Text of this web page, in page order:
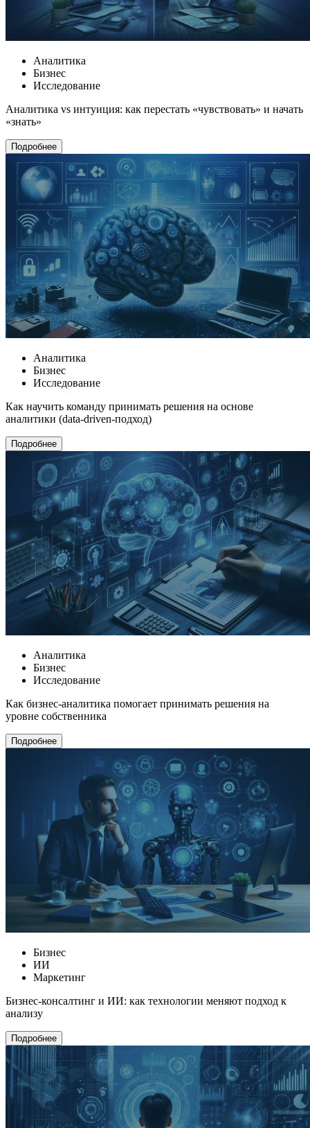
Аналитика
Бизнес
Исследование
Аналитика vs интуиция: как перестать «чувствовать» и начать
«знать»
Подробнее
Аналитика
Бизнес
Исследование
Как научить команду принимать решения на основе
аналитики (data-driven-подход)
Подробнее
Аналитика
Бизнес
Исследование
Как бизнес-аналитика помогает принимать решения на
уровне собственника
Подробнее
Бизнес
ИИ
Маркетинг
Бизнес-консалтинг и ИИ: как технологии меняют подход к
анализу
Подробнее